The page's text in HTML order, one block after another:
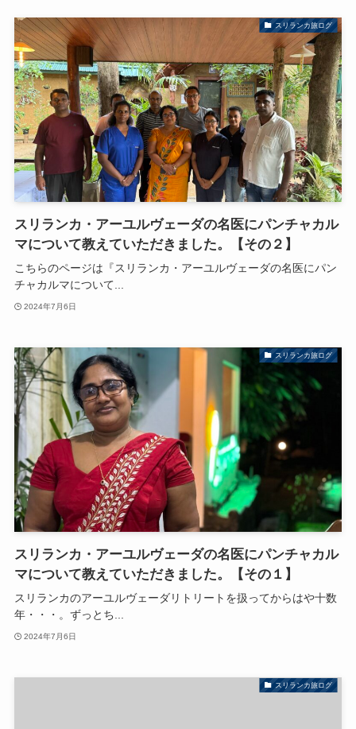
スリランカ旅ログ
スリランカ・アーユルヴェーダの名医にパンチャカル
マについて教えていただきました。【その２】
こちらのページは『スリランカ・アーユルヴェーダの名医にパン
チャカルマについて...
2024年7月6日
スリランカ旅ログ
スリランカ・アーユルヴェーダの名医にパンチャカル
マについて教えていただきました。【その１】
スリランカのアーユルヴェーダリトリートを扱ってからはや十数
年・・・。ずっとち...
2024年7月6日
スリランカ旅ログ